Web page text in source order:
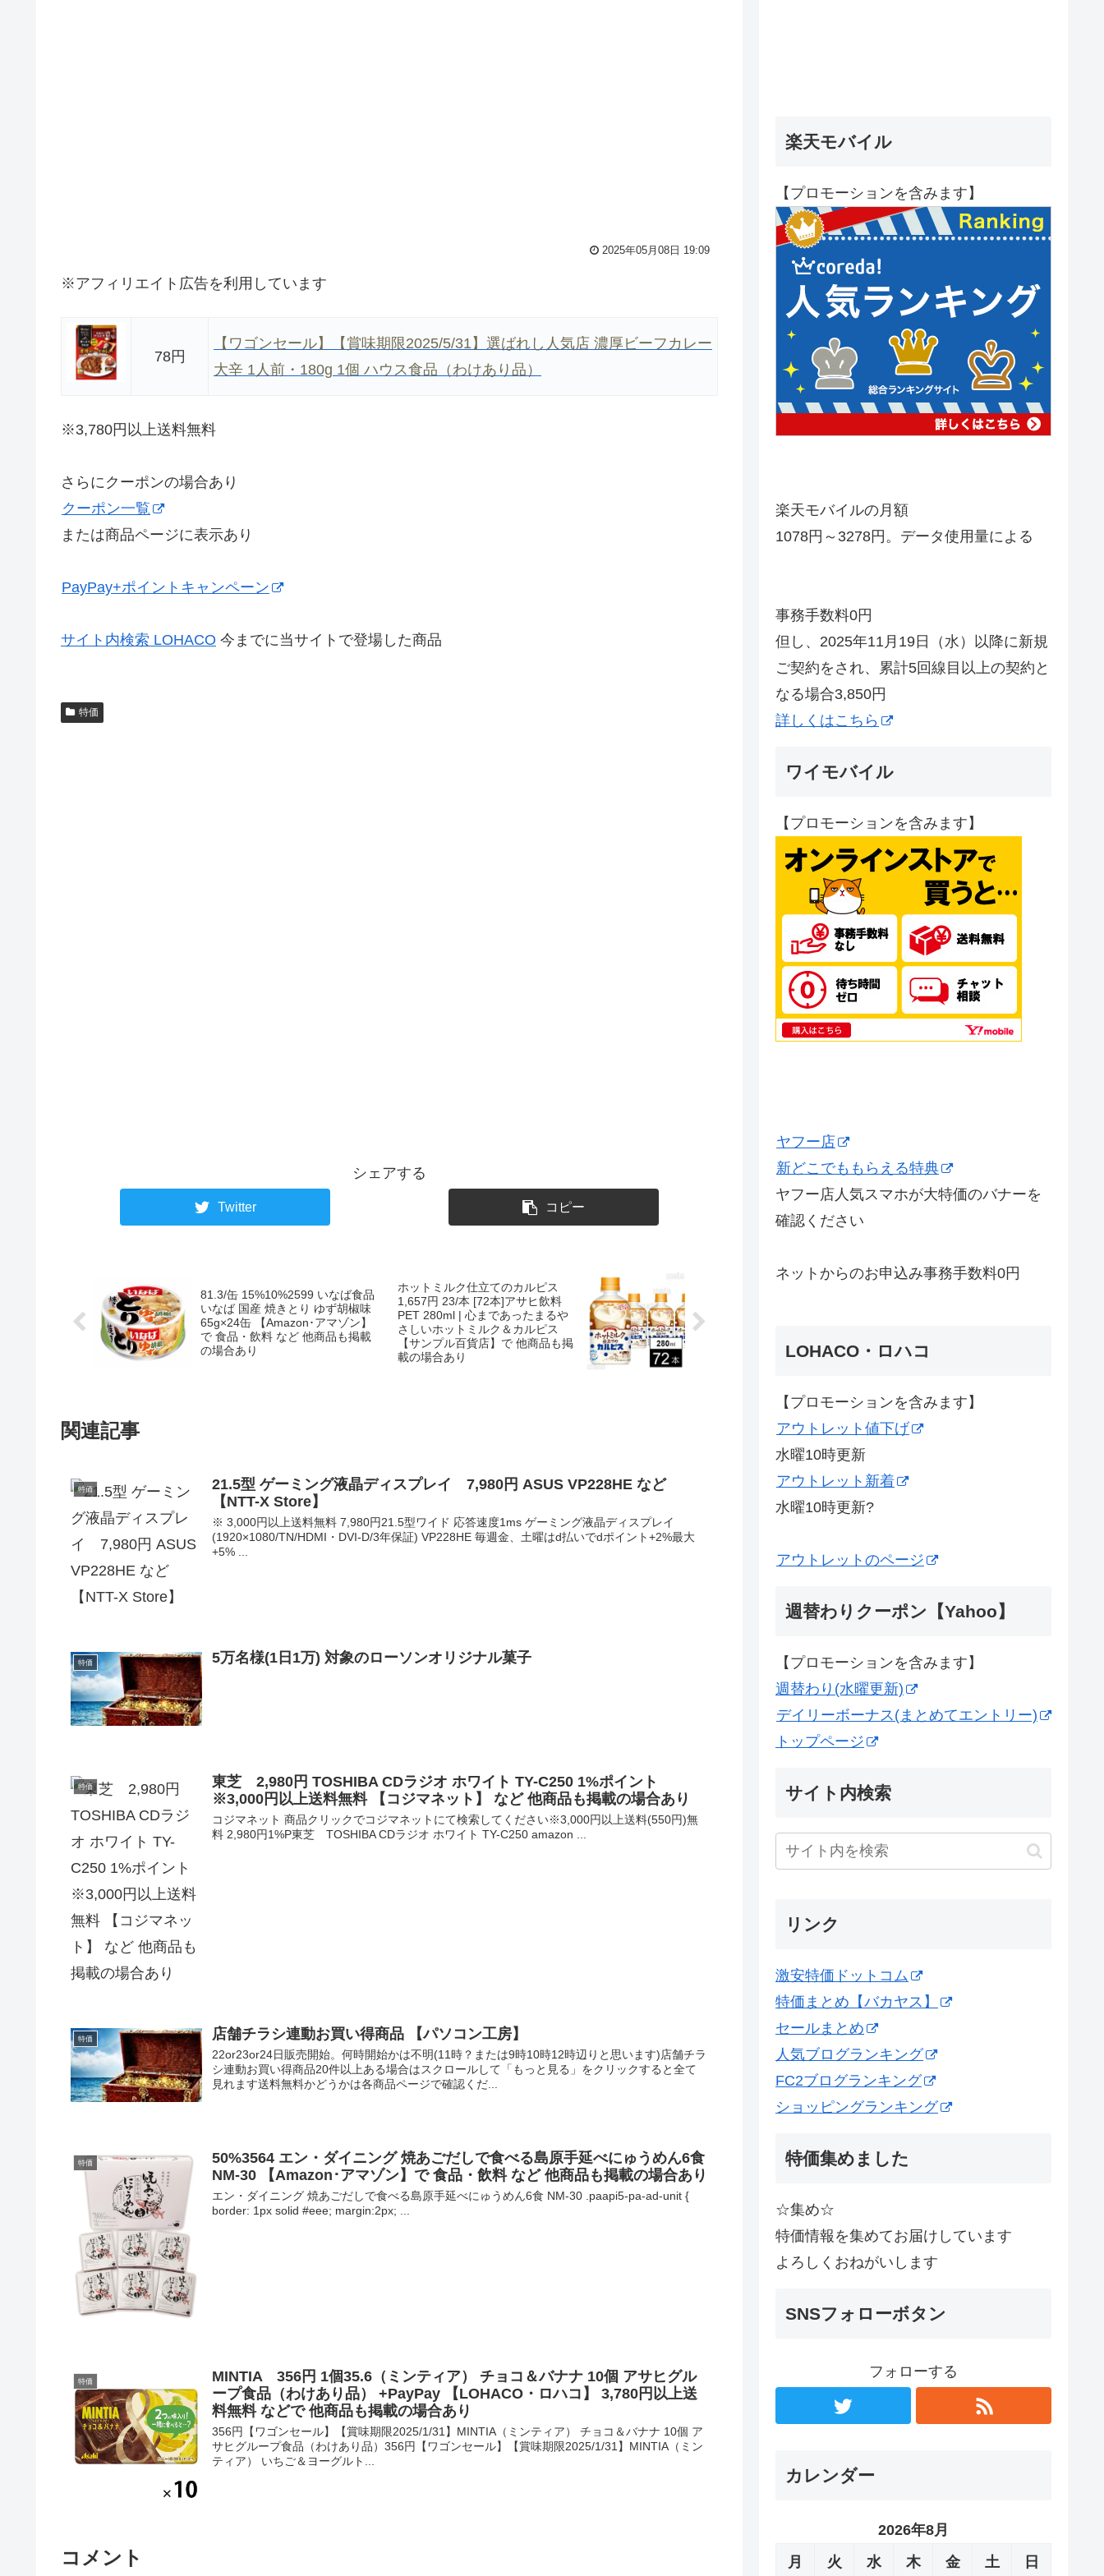
2025年05月08日 19:09
※アフィリエイト広告を利用しています
78円
【ワゴンセール】【賞味期限2025/5/31】選ばれし人気店 濃厚ビーフカレー
大辛 1人前・180g 1個 ハウス食品（わけあり品）
※3,780円以上送料無料
さらにクーポンの場合あり
クーポン一覧
または商品ページに表示あり
PayPay+ポイントキャンペーン
サイト内検索 LOHACO 今までに当サイトで登場した商品
特価
シェアする
Twitter コピー
81.3/缶 15%10%2599 いなば食品
いなば 国産 焼きとり ゆず胡椒味
65g×24缶 【Amazon･アマゾン】
で 食品・飲料 など 他商品も掲載
の場合あり
ホットミルク仕立てのカルピス
1,657円 23/本 [72本]アサヒ飲料
PET 280ml | 心まであったまるや
さしいホットミルク＆カルピス
【サンプル百貨店】で 他商品も掲
載の場合あり
関連記事
特価
21.5型 ゲーミング液晶ディスプレイ 7,980円 ASUS VP228HE など
【NTT-X Store】
※ 3,000円以上送料無料 7,980円21.5型ワイド 応答速度1ms ゲーミング液晶ディスプレイ
(1920×1080/TN/HDMI・DVI-D/3年保証) VP228HE 毎週金、土曜はd払いでdポイント+2%最大
+5% ...
特価 5万名様(1日1万) 対象のローソンオリジナル菓子
特価
東芝 2,980円 TOSHIBA CDラジオ ホワイト TY-C250 1%ポイント
※3,000円以上送料無料 【コジマネット】 など 他商品も掲載の場合あり
コジマネット 商品クリックでコジマネットにて検索してください※3,000円以上送料(550円)無
料 2,980円1%P東芝 TOSHIBA CDラジオ ホワイト TY-C250 amazon ...
特価 店舗チラシ連動お買い得商品 【パソコン工房】
22or23or24日販売開始。何時開始かは不明(11時？または9時10時12時辺りと思います)店舗チラ
シ連動お買い得商品20件以上ある場合はスクロールして「もっと見る」をクリックすると全て
見れます送料無料かどうかは各商品ページで確認くだ...
特価
50%3564 エン・ダイニング 焼あごだしで食べる島原手延べにゅうめん6食
NM-30 【Amazon･アマゾン】で 食品・飲料 など 他商品も掲載の場合あり
エン・ダイニング 焼あごだしで食べる島原手延べにゅうめん6食 NM-30 .paapi5-pa-ad-unit {
border: 1px solid #eee; margin:2px; ...
特価
MINTIA 356円 1個35.6（ミンティア） チョコ＆バナナ 10個 アサヒグル
ープ食品（わけあり品） +PayPay 【LOHACO・ロハコ】 3,780円以上送
料無料 などで 他商品も掲載の場合あり
356円【ワゴンセール】【賞味期限2025/1/31】MINTIA（ミンティア） チョコ＆バナナ 10個 ア
サヒグループ食品（わけあり品）356円【ワゴンセール】【賞味期限2025/1/31】MINTIA（ミン
ティア） いちご＆ヨーグルト...
コメント
楽天モバイル
【プロモーションを含みます】
楽天モバイルの月額
1078円～3278円。データ使用量による
事務手数料0円
但し、2025年11月19日（水）以降に新規
ご契約をされ、累計5回線目以上の契約と
なる場合3,850円
詳しくはこちら
ワイモバイル
【プロモーションを含みます】
ヤフー店
新どこでももらえる特典
ヤフー店人気スマホが大特価のバナーを
確認ください
ネットからのお申込み事務手数料0円
LOHACO・ロハコ
【プロモーションを含みます】
アウトレット値下げ
水曜10時更新
アウトレット新着
水曜10時更新?
アウトレットのページ
週替わりクーポン【Yahoo】
【プロモーションを含みます】
週替わり(水曜更新)
デイリーボーナス(まとめてエントリー)
トップページ
サイト内検索
リンク
激安特価ドットコム
特価まとめ【バカヤス】
セールまとめ
人気ブログランキング
FC2ブログランキング
ショッピングランキング
特価集めました
☆集め☆
特価情報を集めてお届けしています
よろしくおねがいします
SNSフォローボタン
フォローする
カレンダー
2026年8月
月
火 水 木 金 土 日